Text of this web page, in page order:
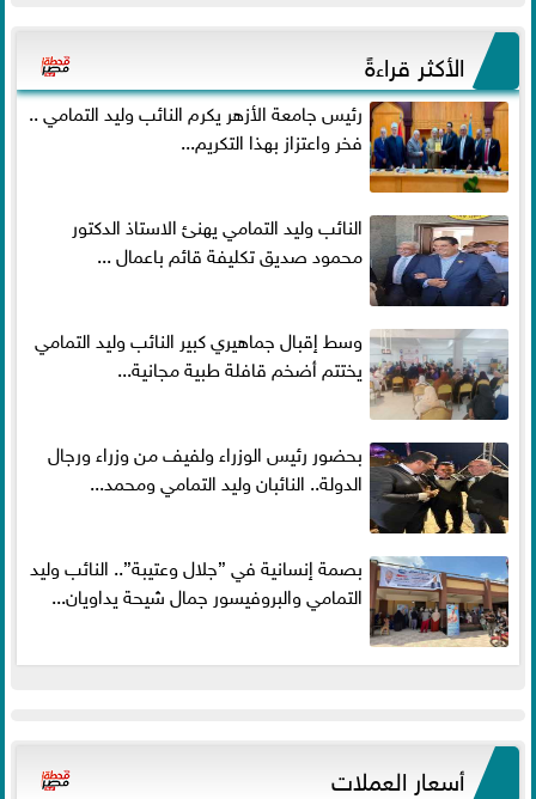
الأكثر قراءةً
رئيس جامعة الأزهر يكرم النائب وليد التمامي ..
فخر واعتزاز بهذا التكريم...
النائب وليد التمامي يهنئ الاستاذ الدكتور
محمود صديق تكليفة قائم باعمال ...
وسط إقبال جماهيري كبير النائب وليد التمامي
يختتم أضخم قافلة طبية مجانية...
بحضور رئيس الوزراء ولفيف من وزراء ورجال
الدولة.. النائبان وليد التمامي ومحمد...
بصمة إنسانية في ”جلال وعتيبة”.. النائب وليد
التمامي والبروفيسور جمال شيحة يداويان...
أسعار العملات